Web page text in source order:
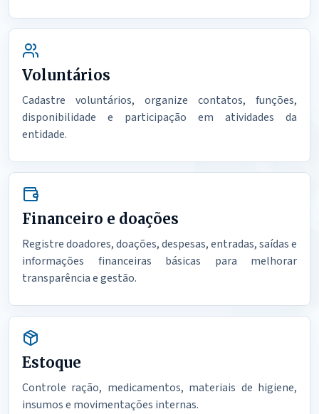
Voluntários
Cadastre voluntários, organize contatos, funções,
disponibilidade e participação em atividades da
entidade.
Financeiro e doações
Registre doadores, doações, despesas, entradas, saídas e
informações financeiras básicas para melhorar
transparência e gestão.
Estoque
Controle ração, medicamentos, materiais de higiene,
insumos e movimentações internas.